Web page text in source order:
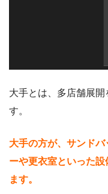
大手とは、多店舗展
す。
大手の方が、サンド
ーや更衣室といった
ます。